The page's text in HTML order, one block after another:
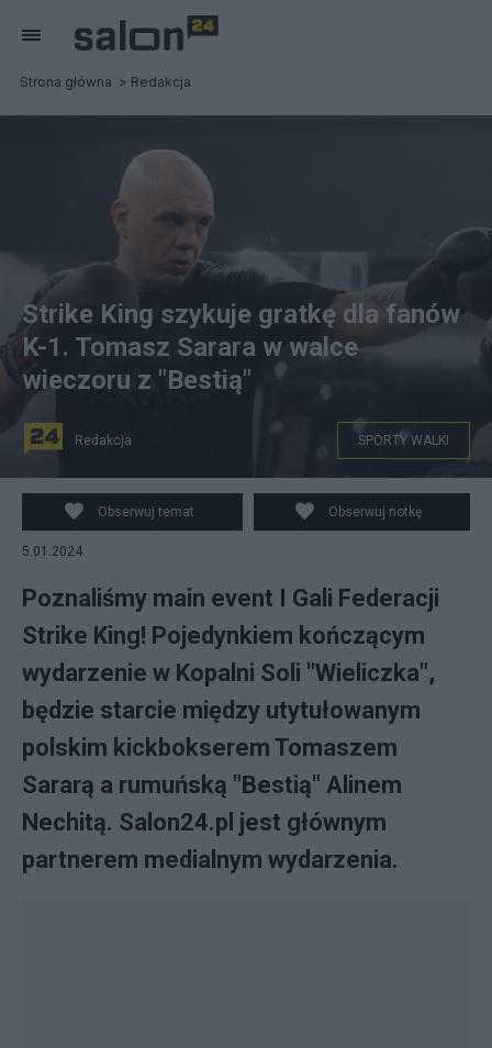
Strona główna Redakcja
Tomasz Sarara w main evencie I Gali Strike King. Fot.
Facebook/Tomasz Sarara / Sarara Team
Strike King szykuje gratkę dla fanów
K-1. Tomasz Sarara w walce
wieczoru z "Bestią"
Redakcja SPORTY WALKI
Obserwuj temat Obserwuj notkę
5.01.2024
Poznaliśmy main event I Gali Federacji
Strike King! Pojedynkiem kończącym
wydarzenie w Kopalni Soli "Wieliczka",
będzie starcie między utytułowanym
polskim kickbokserem Tomaszem
Sararą a rumuńską "Bestią" Alinem
Nechitą. Salon24.pl jest głównym
partnerem medialnym wydarzenia.